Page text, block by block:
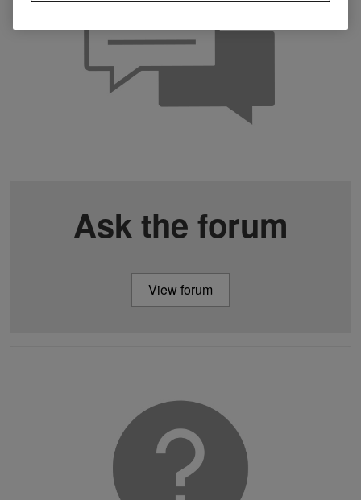
Ask the forum
View forum